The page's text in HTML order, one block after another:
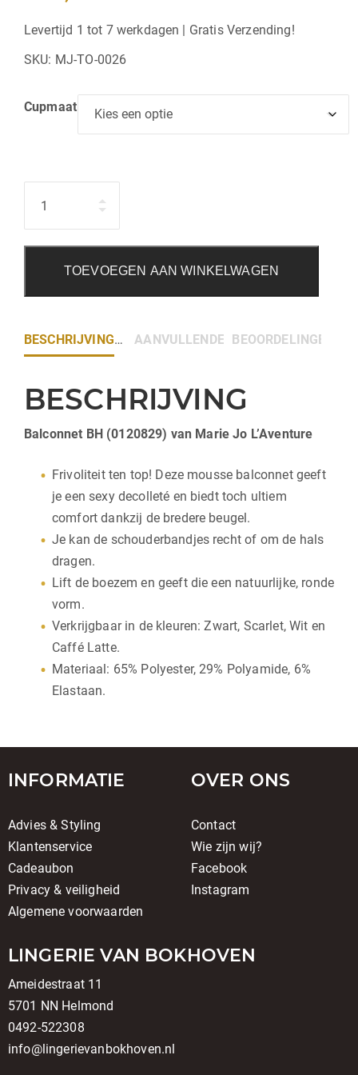
Levertijd 1 tot 7 werkdagen | Gratis Verzending!
SKU: MJ-TO-0026
Cupmaat
TOEVOEGEN AAN WINKELWAGEN
BESCHRIJVING AANVULLENDE INFORMATIE
BEOORDELINGEN (0)
BESCHRIJVING
Balconnet BH (0120829) van Marie Jo L’Aventure
Frivoliteit ten top! Deze mousse balconnet geeft
je een sexy decolleté en biedt toch ultiem
comfort dankzij de bredere beugel.
Je kan de schouderbandjes recht of om de hals
dragen.
Lift de boezem en geeft die een natuurlijke, ronde
vorm.
Verkrijgbaar in de kleuren: Zwart, Scarlet, Wit en
Caffé Latte.
Materiaal: 65% Polyester, 29% Polyamide, 6%
Elastaan.
INFORMATIE
Advies & Styling
Klantenservice
Cadeaubon
Privacy & veiligheid
Algemene voorwaarden
OVER ONS
Contact
Wie zijn wij?
Facebook
Instagram
LINGERIE VAN BOKHOVEN
Ameidestraat 11
5701 NN Helmond
0492-522308
info@lingerievanbokhoven.nl